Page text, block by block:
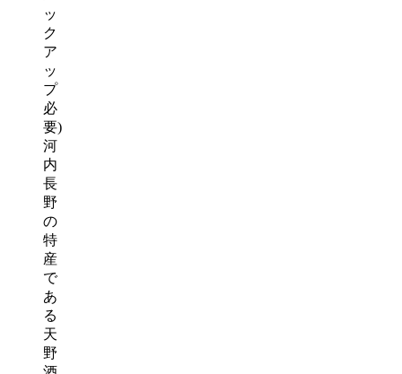
ッ
ク
ア
ッ
プ
必
要)
河
内
長
野
の
特
産
で
あ
る
天
野